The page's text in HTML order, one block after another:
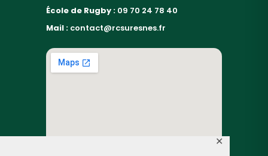
✕
École de Rugby : 09 70 24 78 40
Mail : contact@rcsuresnes.fr